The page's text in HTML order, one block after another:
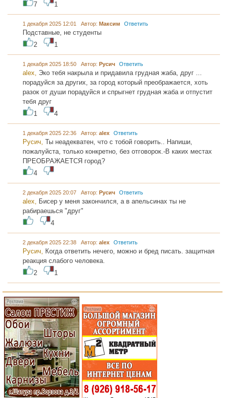
7
1
1 декабря 2025 12:01 Автор: Максим Ответить
Подставные, не студенты
2
1
1 декабря 2025 18:50 Автор: Русич Ответить
alex, Эко тебя накрыла и придавила грудная жаба, друг ...
порадуйся за других, за город который преображается, хоть
разок от души порадуйся и спрыгнет грудная жаба и отпустит
тебя друг
1
4
1 декабря 2025 22:36 Автор: alex Ответить
Русич, Ты неадекватен, что с тобой говорить.. Напиши,
пожалуйста, только конкретно, без отговорок.-В каких местах
ПРЕОБРАЖАЕТСЯ город?
4
2 декабря 2025 20:07 Автор: Русич Ответить
alex, Бисер у меня закончился, а в апельсинах ты не
рабираешься "друг"
4
2 декабря 2025 22:38 Автор: alex Ответить
Русич, Когда ответить нечего, можно и бред писать. защитная
реакция слабого человека.
2
1